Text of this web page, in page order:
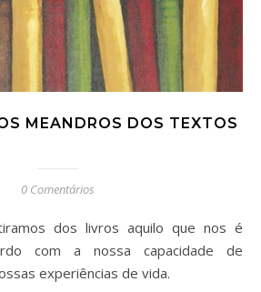
MEANDROS DOS TEXTOS
0 Comentários
com a nossa capacidade de
experiências de vida.